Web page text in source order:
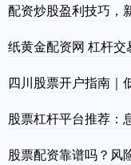
配资炒股盈利技巧，
纸黄金配资网 杠杆交
四川股票开户指南｜
股票杠杆平台推荐：
股票配资靠谱吗？风